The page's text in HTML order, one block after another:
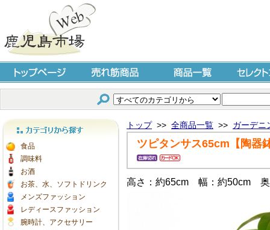
トップページ 売れ筋商品 商品一覧 セレクト
カテゴリから探す
食品
調味料
お酒
お茶、水、ソフトドリンク
メンズファッション
レディースファッション
腕時計、アクセサリー
トップ>> 全商品一覧 >> ガーデニ
ツピタンサス65cm【陶器
高さ：約65cm 幅：約50cm 奥